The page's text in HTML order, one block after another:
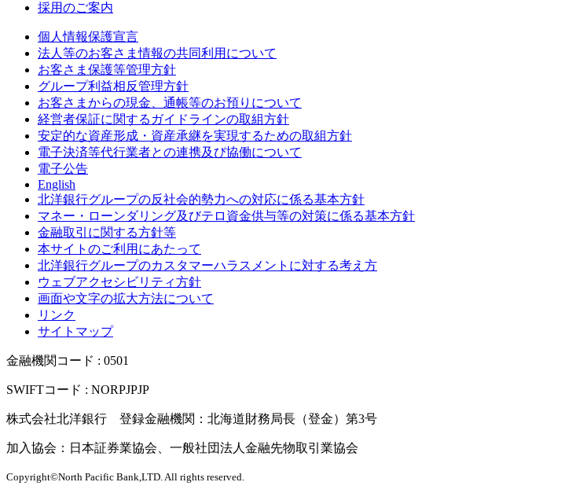
採用のご案内
個人情報保護宣言
法人等のお客さま情報の共同利用について
お客さま保護等管理方針
グループ利益相反管理方針
お客さまからの現金、通帳等のお預りについて
経営者保証に関するガイドラインの取組方針
安定的な資産形成・資産承継を実現するための取組方針
電子決済等代行業者との連携及び協働について
電子公告
English
北洋銀行グループの反社会的勢力への対応に係る基本方針
マネー・ローンダリング及びテロ資金供与等の対策に係る基本方針
金融取引に関する方針等
本サイトのご利用にあたって
北洋銀行グループのカスタマーハラスメントに対する考え方
ウェブアクセシビリティ方針
画面や文字の拡大方法について
リンク
サイトマップ
金融機関コード : 0501
SWIFTコード : NORPJPJP
株式会社北洋銀行 登録金融機関：北海道財務局長（登金）第3号
加入協会：日本証券業協会、一般社団法人金融先物取引業協会
Copyright©North Pacific Bank,LTD. All rights reserved.